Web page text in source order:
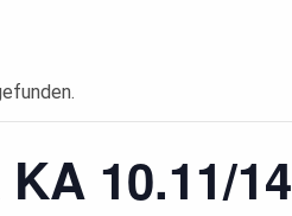
10.11/14